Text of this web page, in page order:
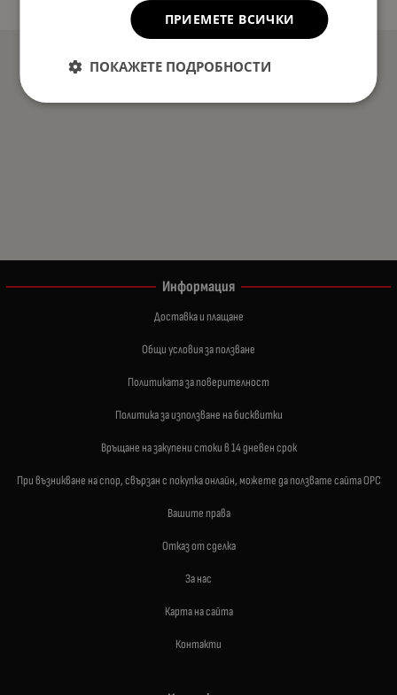
Информация
Доставка и плащане
Общи условия за ползване
Политиката за поверителност
Политика за използване на бисквитки
Връщане на закупени стоки в 14 дневен срок
При възникване на спор, свързан с покупка онлайн, можете да ползвате сайта ОРС
Вашите права
Отказ от сделка
За нас
Карта на сайта
Контакти
ПРИЕМЕТЕ ВСИЧКИ
ПОКАЖЕТЕ ПОДРОБНОСТИ